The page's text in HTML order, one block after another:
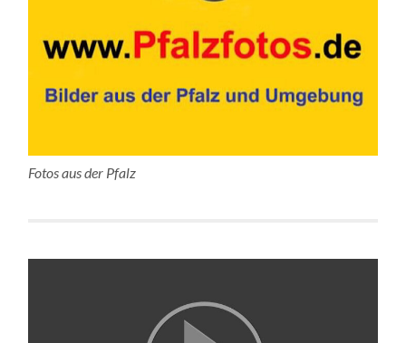
Fotos aus der Pfalz